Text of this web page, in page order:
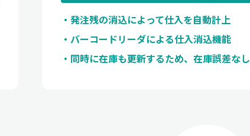
発注残の消込によって仕入を自動計上
バーコードリーダによる仕入消込機能
同時に在庫も更新するため、在庫誤差なし